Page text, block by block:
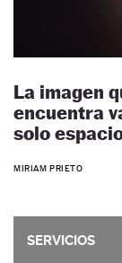
La imagen
encuentra
solo
MIRIAM PRIETO